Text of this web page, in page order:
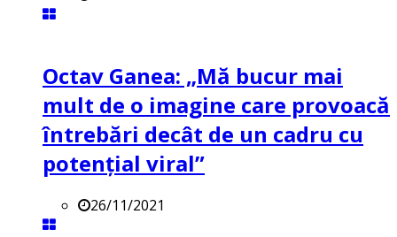
Octav Ganea: „Mă bucur mai
mult de o imagine care provoacă
întrebări decât de un cadru cu
potenţial viral”
26/11/2021